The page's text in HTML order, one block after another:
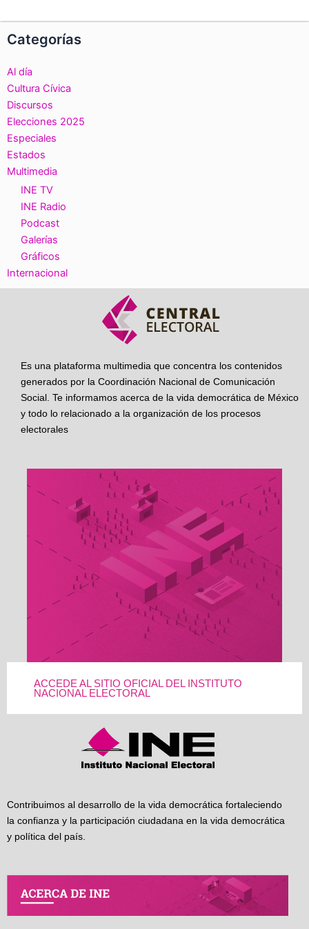
Categorías
Al día
Cultura Cívica
Discursos
Elecciones 2025
Especiales
Estados
Multimedia
INE TV
INE Radio
Podcast
Galerías
Gráficos
Internacional
Es una plataforma multimedia que concentra los contenidos
generados por la Coordinación Nacional de Comunicación
Social. Te informamos acerca de la vida democrática de México
y todo lo relacionado a la organización de los procesos
electorales
ACCEDE AL SITIO OFICIAL DEL INSTITUTO
NACIONAL ELECTORAL
Contribuimos al desarrollo de la vida democrática fortaleciendo
la confianza y la participación ciudadana en la vida democrática
y política del país.